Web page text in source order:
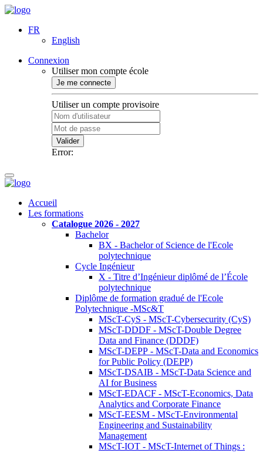
FR
English
Connexion
Utiliser mon compte école
Je me connecte
Utiliser un compte provisoire
Valider
Error:
Accueil
Les formations
Catalogue 2026 - 2027
Bachelor
BX - Bachelor of Science de l'Ecole
polytechnique
Cycle Ingénieur
X - Titre d’Ingénieur diplômé de l’École
polytechnique
Diplôme de formation gradué de l'Ecole
Polytechnique -MSc&T
MScT-CyS - MScT-Cybersecurity (CyS)
MScT-DDDF - MScT-Double Degree
Data and Finance (DDDF)
MScT-DEPP - MScT-Data and Economics
for Public Policy (DEPP)
MScT-DSAIB - MScT-Data Science and
AI for Business
MScT-EDACF - MScT-Economics, Data
Analytics and Corporate Finance
MScT-EESM - MScT-Environmental
Engineering and Sustainability
Management
MScT-IOT - MScT-Internet of Things :